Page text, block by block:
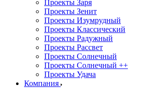
Проекты Заря
Проекты Зенит
Проекты Изумрудный
Проекты Классический
Проекты Радужный
Проекты Рассвет
Проекты Солнечный
Проекты Солнечный ++
Проекты Удача
Компания